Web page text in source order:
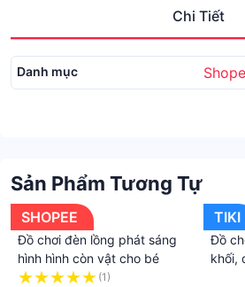
Chi Tiết
Danh mục
Sản Phẩm Tương Tự
SHOPEE
Đồ chơi đèn lồng phát sáng
hình hình còn vật cho bé
(1)
TIKI
Đồ
khối,